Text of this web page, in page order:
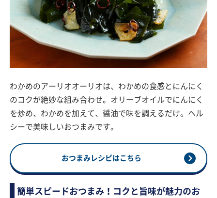
わかめのアーリオオーリオは、わかめの食感とにんにく
のコクが絶妙な組み合わせ。オリーブオイルでにんにく
を炒め、わかめを加えて、醤油で味を調えるだけ。ヘル
シーで美味しいおつまみです。
おつまみレシピはこちら
簡単スピードおつまみ！コクと旨味が魅力のお